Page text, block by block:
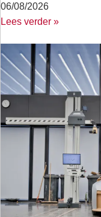
06/08/2026
Lees verder »